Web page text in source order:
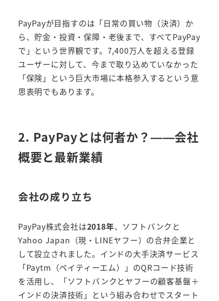
PayPayが目指すのは「日常の買い物（決済）か
ら、貯金・投資・保障・老後まで、すべてPayPay
で」という世界観です。7,400万人を超える登録
ユーザーに対して、今まで取り込めていなかった
「保険」という巨大市場に本格参入するという意
思表明でもあります。
2. PayPayとは何者か？——会社
概要と最新業績
会社の成り立ち
PayPay株式会社は2018年、ソフトバンクと
Yahoo Japan（現・LINEヤフー）の合弁企業と
して設立されました。インドの大手決済サービス
「Paytm（ペイティーエム）」のQRコード技術
を活用し、「ソフトバンクとヤフーの顧客基盤＋
インドの決済技術」という組み合わせでスタート